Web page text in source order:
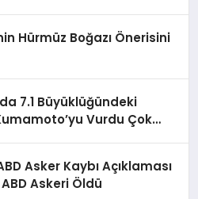
Hürmüz Boğazı Önerisini
7.1 Büyüklüğündeki
Vurdu Çok
Asker Kaybı Açıklaması
Askeri Öldü